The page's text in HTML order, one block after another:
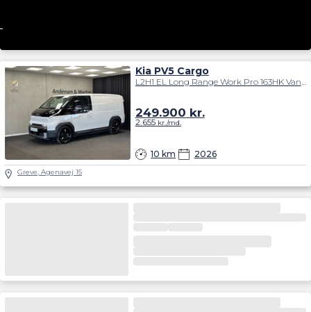
Kia PV5 Cargo
10 km 2026
249.900 kr.
2.655kr./md.
Greve, Agenavej 15